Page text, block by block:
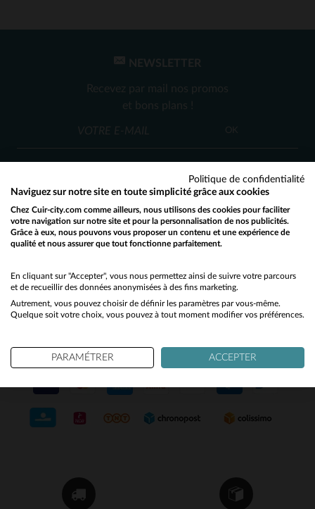
TAILLES DISPONIBLESNEWSLETTER
Recevez par mail nos promos
et bons plans !
OK
SERVICE CLIENT
Nos conseillers sont à votre écoute
du lundi au vendredi de 10h à 12h30
et de 13h30 à 18h.
NOS PARTENAIRES DE CONFIANCE
Would you like to be redirected to our English site?
No
Yes
Politique de confidentialité
Naviguez sur notre site en toute simplicité grâce aux cookies
Chez Cuir-city.com comme ailleurs, nous utilisons des cookies pour faciliter
votre navigation sur notre site et pour la personnalisation de nos publicités.
Grâce à eux, nous pouvons vous proposer un contenu et une expérience de
qualité et nous assurer que tout fonctionne parfaitement.
En cliquant sur "Accepter", vous nous permettez ainsi de suivre votre parcours
et de recueillir des données anonymisées à des fins marketing.
Autrement, vous pouvez choisir de définir les paramètres par vous-même.
Quelque soit votre choix, vous pouvez à tout moment modifier vos préférences.
PARAMÉTRER ACCEPTER